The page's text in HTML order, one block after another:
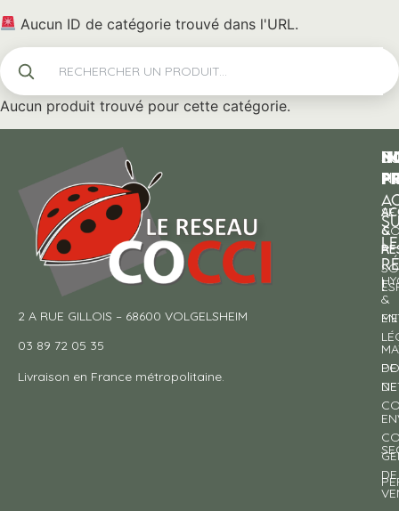
Aucun ID de catégorie trouvé dans l'URL.
Aucun produit trouvé pour cette catégorie.
2 A RUE GILLOIS – 68600 VOLGELSHEIM
03 89 72 05 35
Livraison en France métropolitaine.
&
&
DE
SE
À
DE
DE
!